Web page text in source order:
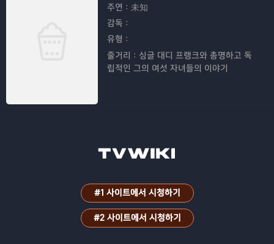
주연： 未知
감독：
유형：
줄거리： 싱글 대디 프랭크와 총명하고 독
립적인 그의 여섯 자녀들의 이야기
#1 사이트에서 시청하기
#2 사이트에서 시청하기